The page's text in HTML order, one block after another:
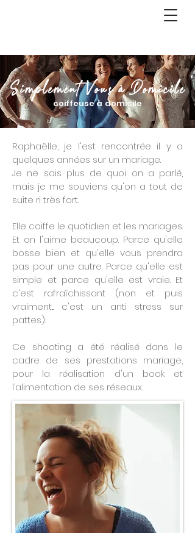
Simplement Vous à Domicile
coiffeuse à domicile
Raphaëlle, je l'est rencontrée il y a
quelques années sur un mariage.
Je ne sais plus de quoi on a parlé,
mais je me souviens qu'on a tout de
suite ri très fort.
Elle coiffe le quotidien et les mariages.
Et on l'aime beaucoup. Parce qu'elle
bosse bien et qu'elle vous prendra
pas pour une autre. Parce qu'elle est
simple et parce qu'elle est vraie. Et
c'est rafraîchissant (non et puis
vraiment... c'est un anti stress sur
pattes).
Ce shooting a été réalisé dans le
cadre de ses prestations mariage,
pour la réalisation d'un book et
l’alimentation de ses réseaux.